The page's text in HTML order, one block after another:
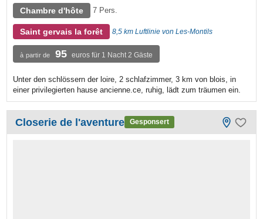
Chambre d'hôte 7 Pers.
Saint gervais la forêt 8,5 km Luftlinie von Les-Montils
à partir de 95 euros für 1 Nacht 2 Gäste
Unter den schlössern der loire, 2 schlafzimmer, 3 km von blois, in
einer privilegierten hause ancienne.ce, ruhig, lädt zum träumen ein.
Closerie de l'aventure Gesponsert